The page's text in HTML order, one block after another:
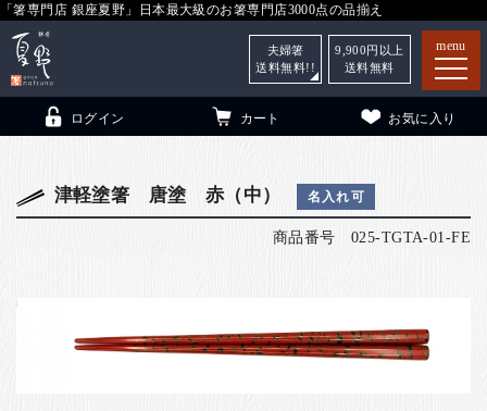
「箸専門店 銀座夏野」日本最大級のお箸専門店3000点の品揃え
menu
について
ログイン カート お気に入り
夫婦箸
送料無料!!
9,900 円以上
送料無料
津軽塗箸 唐塗 赤（中） 名入れ可
商品番号 025-TGTA-01-FE